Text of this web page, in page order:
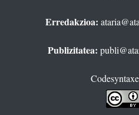
Erredakzioa:
Publizitatea: